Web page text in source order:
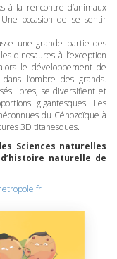
à la rencontre d’animaux
occasion de se sentir
une grande partie des
dinosaures à l’exception
le développement de
l’ombre des grands.
libres, se diversifient et
gigantesques. Les
du Cénozoïque à
3D titanesques.
Sciences naturelles
naturelle de